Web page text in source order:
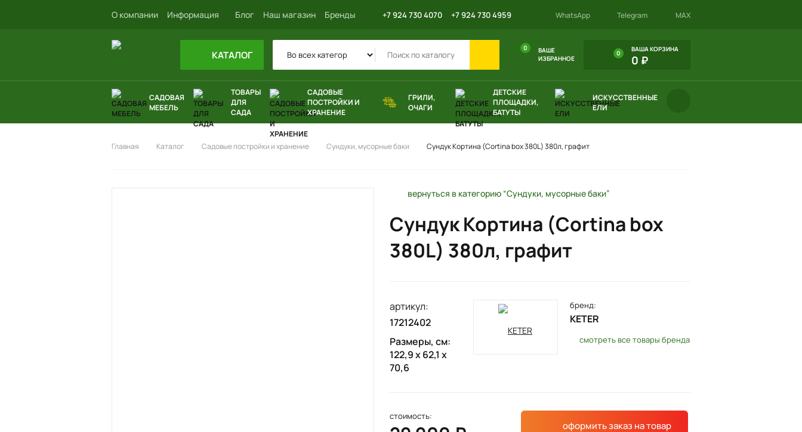
О компании Информация Блог Наш магазин Бренды +7 924 730 4070 +7 924 730 4959 WhatsApp Telegram MAX
КАТАЛОГ
ВАШЕ
ИЗБРАННОЕ
0 ВАША КОРЗИНА
0 ₽
0
САДОВАЯ
МЕБЕЛЬ
ТОВАРЫ
ДЛЯ
САДА
САДОВЫЕ
ПОСТРОЙКИ И
ХРАНЕНИЕ
ГРИЛИ,
ОЧАГИ
ДЕТСКИЕ
ПЛОЩАДКИ,
БАТУТЫ
ИСКУССТВЕННЫЕ
ЕЛИ
Главная Каталог Садовые постройки и хранение Сундуки, мусорные баки Сундук Кортина (Cortina box 380L) 380л, графит
вернуться в категорию “Сундуки, мусорные баки”
Сундук Кортина (Cortina box
380L) 380л, графит
артикул:
17212402
Размеры, см:
122,9 x 62,1 x
70,6
бренд:
KETER
смотреть все товары бренда
стоимость:
оформить заказ на товар